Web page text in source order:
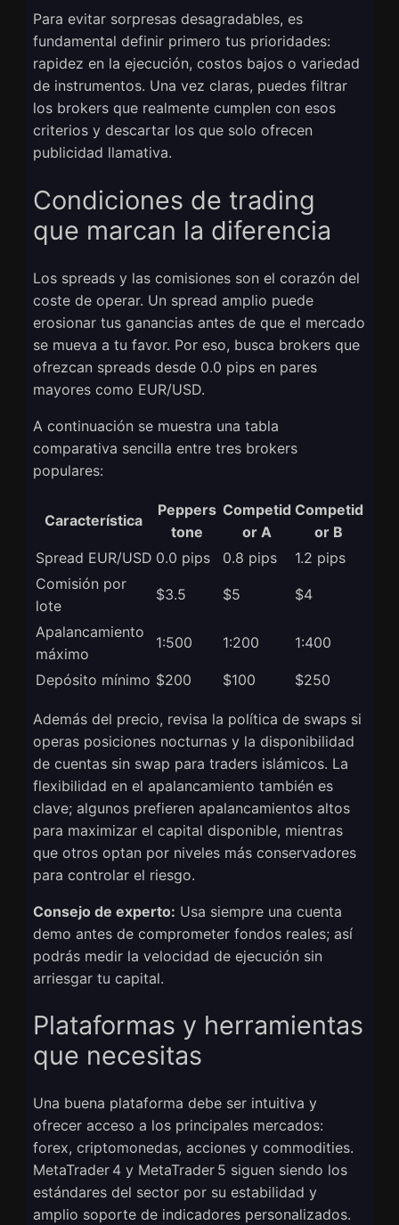
Para evitar sorpresas desagradables, es
fundamental definir primero tus prioridades:
rapidez en la ejecución, costos bajos o variedad
de instrumentos. Una vez claras, puedes filtrar
los brokers que realmente cumplen con esos
criterios y descartar los que solo ofrecen
publicidad llamativa.
Condiciones de trading
que marcan la diferencia
Los spreads y las comisiones son el corazón del
coste de operar. Un spread amplio puede
erosionar tus ganancias antes de que el mercado
se mueva a tu favor. Por eso, busca brokers que
ofrezcan spreads desde 0.0 pips en pares
mayores como EUR/USD.
A continuación se muestra una tabla
comparativa sencilla entre tres brokers
populares:
Característica
Peppers
tone
Competid
or A
Competid
or B
Spread EUR/USD 0.0 pips 0.8 pips
1.2 pips
Comisión por
lote
$3.5 $5 $4
Apalancamiento
máximo
1:500 1:200 1:400
Depósito mínimo $200 $100 $250
Además del precio, revisa la política de swaps si
operas posiciones nocturnas y la disponibilidad
de cuentas sin swap para traders islámicos. La
flexibilidad en el apalancamiento también es
clave; algunos prefieren apalancamientos altos
para maximizar el capital disponible, mientras
que otros optan por niveles más conservadores
para controlar el riesgo.
Consejo de experto: Usa siempre una cuenta
demo antes de comprometer fondos reales; así
podrás medir la velocidad de ejecución sin
arriesgar tu capital.
Plataformas y herramientas
que necesitas
Una buena plataforma debe ser intuitiva y
ofrecer acceso a los principales mercados:
forex, criptomonedas, acciones y commodities.
MetaTrader 4 y MetaTrader 5 siguen siendo los
estándares del sector por su estabilidad y
amplio soporte de indicadores personalizados.